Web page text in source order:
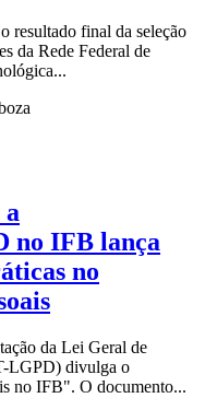
resultado final da seleção
da Rede Federal de
a
no IFB lança
no
da Lei Geral de
LGPD) divulga o
no IFB". O documento...